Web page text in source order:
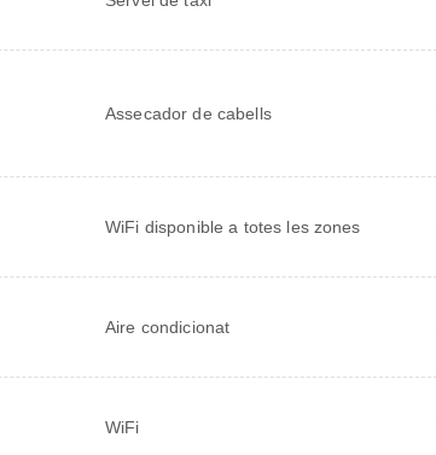
Assecador de cabells
WiFi disponible a totes les zones
Aire condicionat
WiFi